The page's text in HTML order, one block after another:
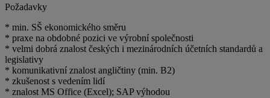
Požadavky
* min. SŠ ekonomického směru
* praxe na obdobné pozici ve výrobní společnosti
* velmi dobrá znalost českých i mezinárodních účetních standardů a
legislativy
* komunikativní znalost angličtiny (min. B2)
* zkušenost s vedením lidí
* znalost MS Office (Excel); SAP výhodou